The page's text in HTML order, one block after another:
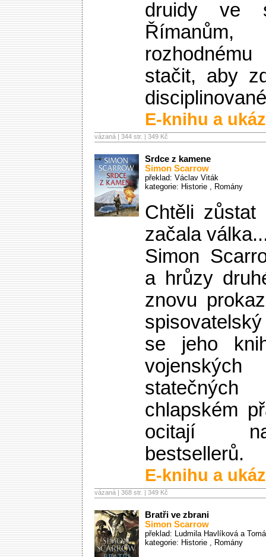
druidy ve
stačit, aby
E-knihu a
vázaná | 344 str. | 349 Kč
Srdce z kamene
Simon Scarrow
překlad: Václav Viták
kategorie: Historie , Romány
Chtěli zůstat
začala
Simon
a hrůzy
znovu
se jeho
chlapském
ocitají
bestsellerů.
E-knihu a
vázaná | 368 str. | 349 Kč
Bratři ve zbrani
Simon Scarrow
překlad: Ludmila Havlíková a
kategorie: Historie , Romány